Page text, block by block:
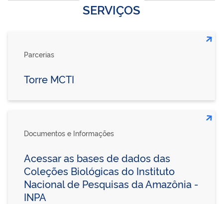
SERVIÇOS
Parcerias
Torre MCTI
Documentos e Informações
Acessar as bases de dados das
Coleções Biológicas do Instituto
Nacional de Pesquisas da Amazônia -
INPA